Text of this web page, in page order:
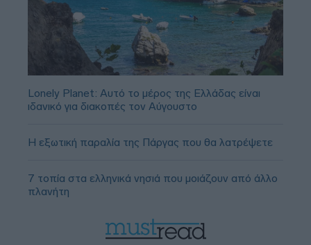
Lonely Planet: Αυτό το μέρος της Ελλάδας είναι
ιδανικό για διακοπές τον Αύγουστο
Η εξωτική παραλία της Πάργας που θα λατρέψετε
7 τοπία στα ελληνικά νησιά που μοιάζουν από άλλο
πλανήτη